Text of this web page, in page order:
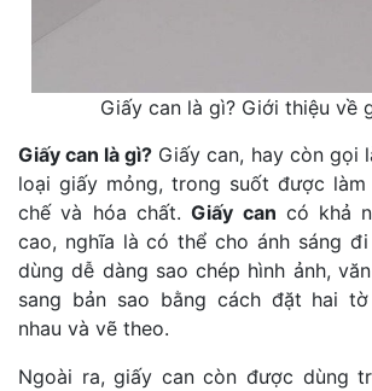
Giấy can là gì? Giới thiệu về
Giấy can là gì? Giấy can, hay còn gọi
loại giấy mỏng, trong suốt được
chế và hóa chất.Giấy can có khả
cao, nghĩa là có thể cho ánh sáng
dùng dễ dàng sao chép hình ảnh,
sang bản sao bằng cách đặt hai
nhau và vẽ theo.
Ngoài ra, giấy can còn được dùng